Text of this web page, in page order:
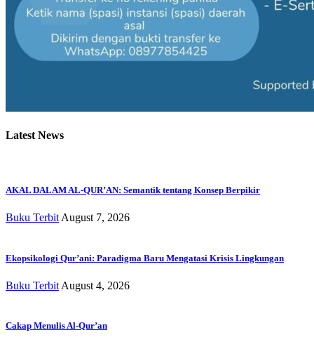
Latest News
AKAL DALAM AL-QUR’AN: Semantik tentang Konsep Berpikir
Buku Terbit August 7, 2026
Ekopsikologi Qur’ani: Paradigma Baru Mengatasi Krisis Lingkungan
Buku Terbit August 4, 2026
Cakap Menulis Al-Qur’an